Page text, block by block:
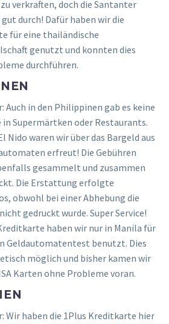
verkraften, doch die Santanter
durch! Dafür haben wir die
für eine thailändische
genutzt und konnten dies
durchführen.
Auch in den Philippinen gab es keine
Supermärtken oder Restaurants.
Nido waren wir über das Bargeld aus
erfreut! Die Gebühren
gesammelt und zusammen
Die Erstattung erfolgte
obwohl bei einer Abhebung die
gedruckt wurde. Super Service!
haben wir nur in Manila für
Geldautomatentest benutzt. Dies
möglich und bisher kamen wir
Karten ohne Probleme voran.
Wir haben die 1Plus Kreditkarte hier